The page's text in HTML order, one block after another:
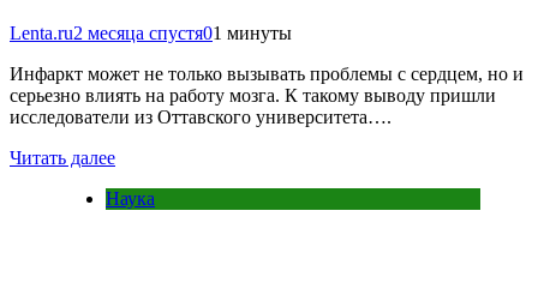
Lenta.ru2 месяца спустя01 минуты
Инфаркт может не только вызывать проблемы с сердцем, но и
серьезно влиять на работу мозга. К такому выводу пришли
исследователи из Оттавского университета….
Читать далее
Наука